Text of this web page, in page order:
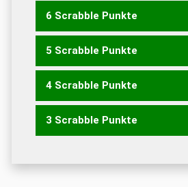
EINEM EMSEN ISMEN
MIENE MISEN SEIME SEMEN
6 Scrabble Punkte
EMSE MEIN MENS MINE
5 Scrabble Punkte
IMS SEM EINES EISEN
4 Scrabble Punkte
EIES EINE EINS EISE
3 Scrabble Punkte